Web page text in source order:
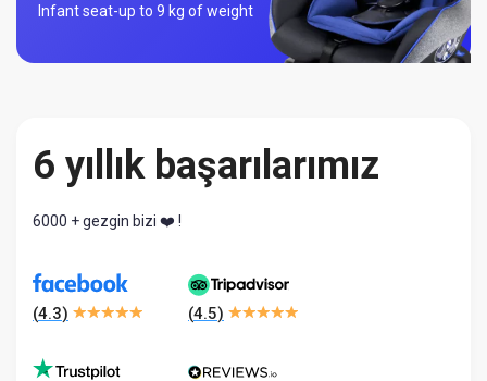
Infant seat-up to 9 kg of weight
6 yıllık başarılarımız
6000 + gezgin bizi ❤️ !
(4.3) (4.5)